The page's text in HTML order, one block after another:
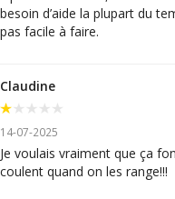
besoin d’aide la plupart du
pas facile à faire.
Claudine
14-07-2025
Je voulais vraiment que ça
coulent quand on les range!!!